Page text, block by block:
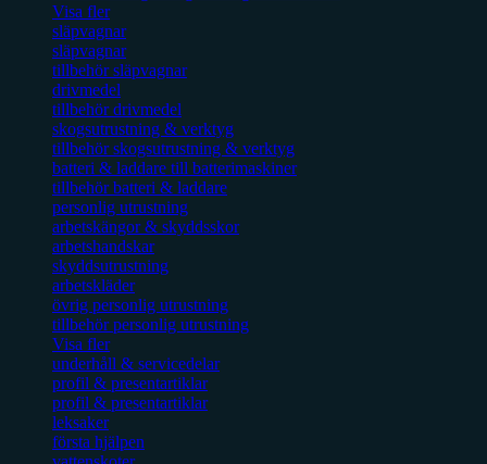
Visa fler
släpvagnar
släpvagnar
tillbehör släpvagnar
drivmedel
tillbehör drivmedel
skogsutrustning & verktyg
tillbehör skogsutrustning & verktyg
batteri & laddare till batterimaskiner
tillbehör batteri & laddare
personlig utrustning
arbetskängor & skyddsskor
arbetshandskar
skyddsutrustning
arbetskläder
övrig personlig utrustning
tillbehör personlig utrustning
Visa fler
underhåll & servicedelar
profil & presentartiklar
profil & presentartiklar
leksaker
första hjälpen